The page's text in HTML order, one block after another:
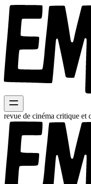
revue de cinéma critique et